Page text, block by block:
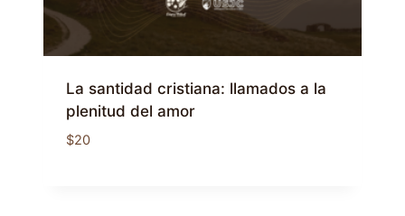
La santidad cristiana: llamados a la
plenitud del amor
$20